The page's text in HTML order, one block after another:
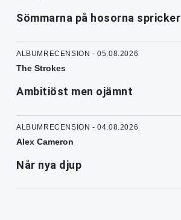
Sömmarna på hosorna spricker
ALBUMRECENSION - 05.08.2026
The Strokes
Ambitiöst men ojämnt
ALBUMRECENSION - 04.08.2026
Alex Cameron
Når nya djup